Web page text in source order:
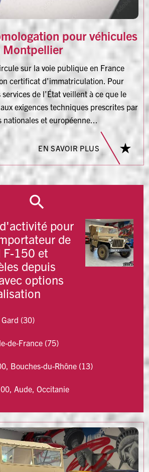
pour véhicules
Montpellier
sur la voie publique en France
certificat d’immatriculation. Pour
de l’État veillent à ce que le
exigences techniques prescrites par
et européenne...
EN SAVOIR PLUS
pour
de
F-150 et
depuis
options
(30)
de-France (75)
Bouches-du-Rhône (13)
Aude, Occitanie